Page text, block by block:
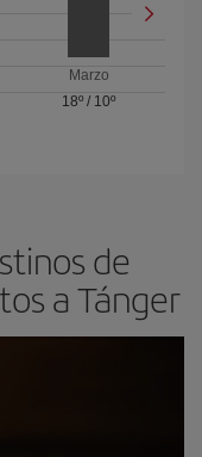
Marzo
18º / 10º
de
a Tánger